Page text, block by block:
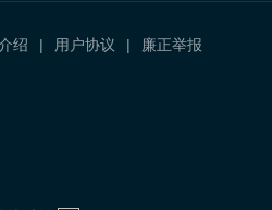
绍 用户协议 廉正举报